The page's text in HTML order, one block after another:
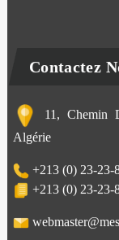
Contactez
11, Chemin
Algérie
+213 (0) 23-23-
+213 (0) 23-23-